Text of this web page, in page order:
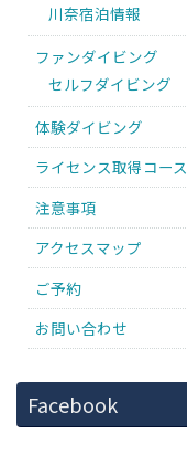
川奈宿泊情報
ファンダイビング
セルフダイビング
体験ダイビング
ライセンス取得コース
注意事項
アクセスマップ
ご予約
お問い合わせ
Facebook